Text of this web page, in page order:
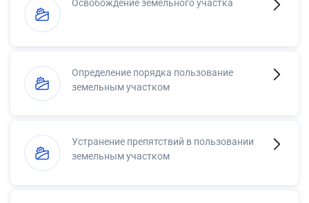
Освобождение земельного участка
Определение порядка пользование
земельным участком
Устранение препятствий в пользовании
земельным участком